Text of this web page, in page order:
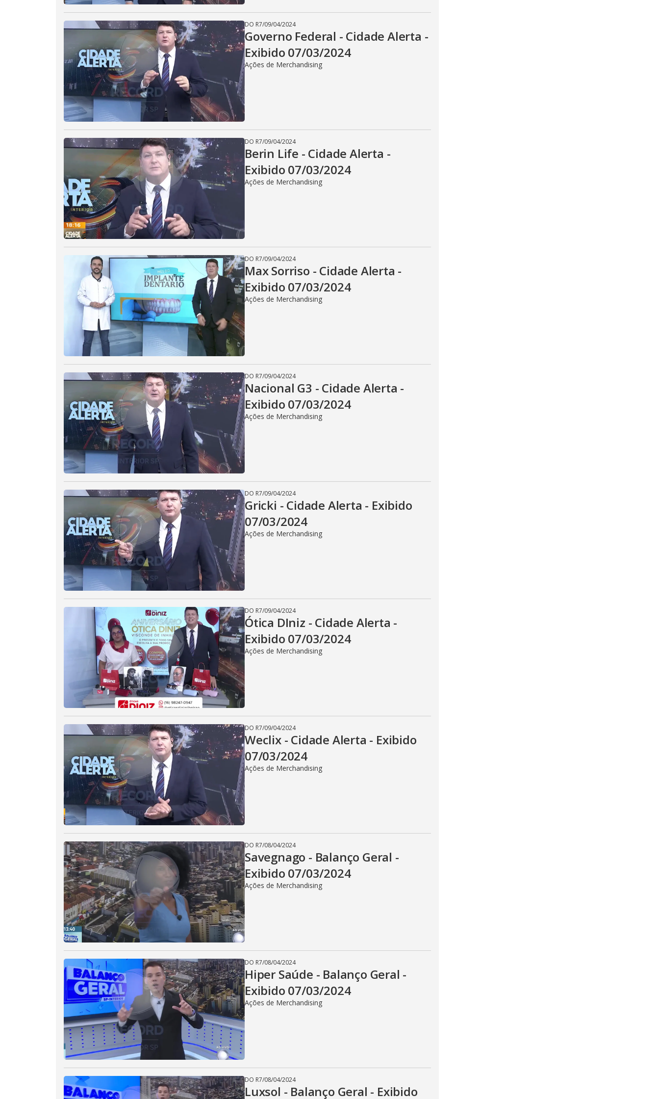
d
e
o
DO R7/09/04/2024
Governo Federal - Cidade Alerta -
Exibido 07/03/2024
Ações de Merchandising
DO R7/09/04/2024
Berin Life - Cidade Alerta -
Exibido 07/03/2024
Ações de Merchandising
DO R7/09/04/2024
Max Sorriso - Cidade Alerta -
Exibido 07/03/2024
Ações de Merchandising
DO R7/09/04/2024
Nacional G3 - Cidade Alerta -
Exibido 07/03/2024
Ações de Merchandising
DO R7/09/04/2024
Gricki - Cidade Alerta - Exibido
07/03/2024
Ações de Merchandising
DO R7/09/04/2024
Ótica DIniz - Cidade Alerta -
Exibido 07/03/2024
Ações de Merchandising
DO R7/09/04/2024
Weclix - Cidade Alerta - Exibido
07/03/2024
Ações de Merchandising
DO R7/08/04/2024
Savegnago - Balanço Geral -
Exibido 07/03/2024
Ações de Merchandising
DO R7/08/04/2024
Hiper Saúde - Balanço Geral -
Exibido 07/03/2024
Ações de Merchandising
DO R7/08/04/2024
Luxsol - Balanço Geral - Exibido